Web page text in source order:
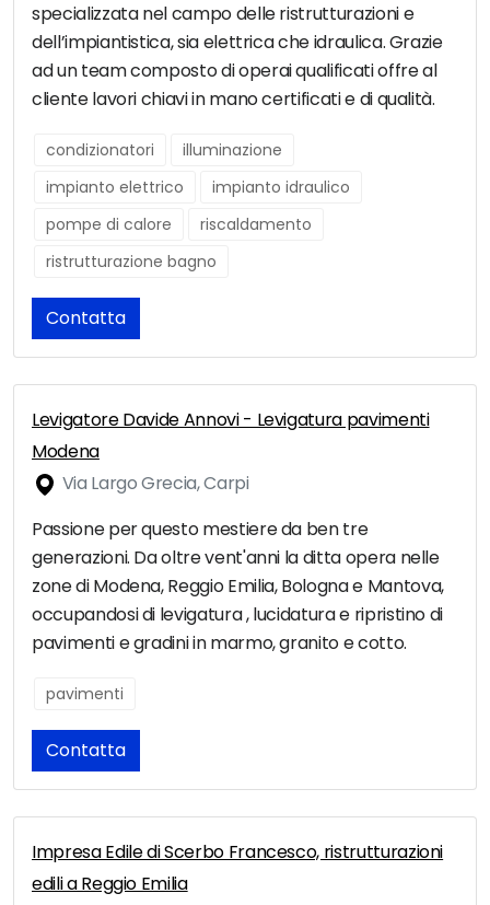
specializzata nel campo delle ristrutturazioni e
dell’impiantistica, sia elettrica che idraulica. Grazie
ad un team composto di operai qualificati offre al
cliente lavori chiavi in mano certificati e di qualità.
condizionatori
illuminazione
impianto elettrico
impianto idraulico
pompe di calore
riscaldamento
ristrutturazione bagno
Contatta
Levigatore Davide Annovi - Levigatura pavimenti
Modena
Via Largo Grecia, Carpi
Passione per questo mestiere da ben tre
generazioni. Da oltre vent'anni la ditta opera nelle
zone di Modena, Reggio Emilia, Bologna e Mantova,
occupandosi di levigatura , lucidatura e ripristino di
pavimenti e gradini in marmo, granito e cotto.
pavimenti
Contatta
Impresa Edile di Scerbo Francesco, ristrutturazioni
edili a Reggio Emilia